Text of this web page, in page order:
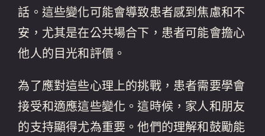
話。這些變化可能會導致患者感到焦慮和不
安，尤其是在公共場合下，患者可能會擔心
他人的目光和評價。
為了應對這些心理上的挑戰，患者需要學會
接受和適應這些變化。這時候，家人和朋友
的支持顯得尤為重要。他們的理解和鼓勵能